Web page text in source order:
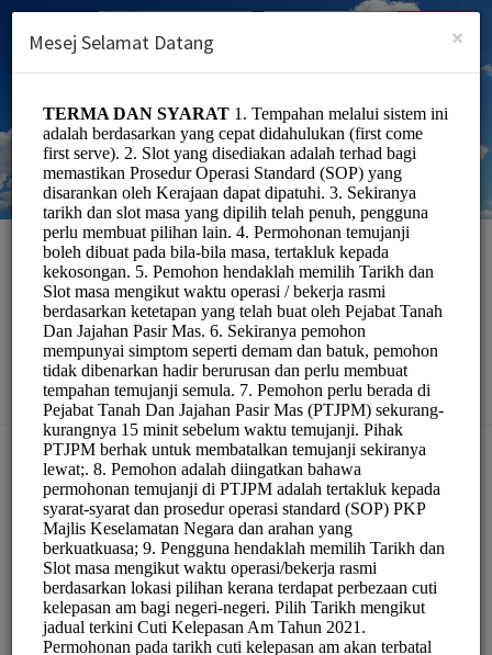
DAFTAR
Pejabat Tanah Dan
Jajahan Pasir Mas
Officials/Government
Pilih Perkhidmatan:
UNIT TANAH
Milik Tanah Kerajaan & Sewa
Tanah Kerajaan
Permohonan Exco (13A, 104, 120)
×
Mesej Selamat Datang